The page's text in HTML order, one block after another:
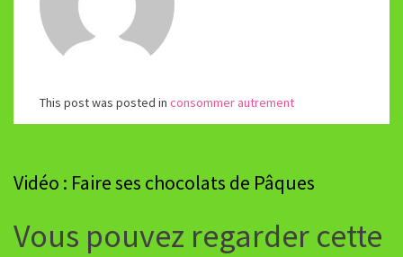
This post was posted in consommer autrement
Vidéo : Faire ses chocolats de Pâques
Vous pouvez regarder cette